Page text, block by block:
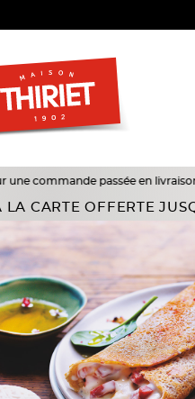
passée en livraison à domicile
CARTE OFFERTE